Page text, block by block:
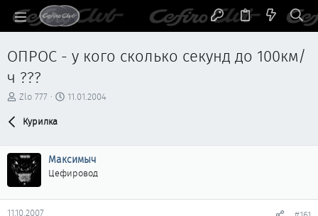
ОПРОС - у кого сколько секунд до 100км/
ч ???
А
т
е
м
ы
Zlo 777
Д
а
ч
л
11.01.2004
Курилка
Максимыч
Цефировод
11.10.2007